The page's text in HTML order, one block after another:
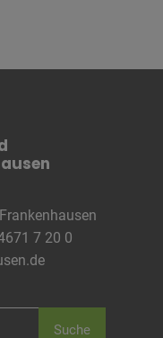
7 20 0
Suche